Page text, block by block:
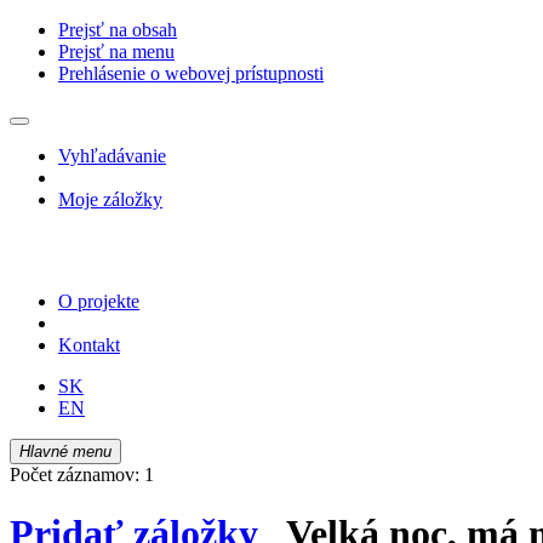
Prejsť na obsah
Prejsť na menu
Prehlásenie o webovej prístupnosti
Vyhľadávanie
Moje záložky
O projekte
Kontakt
SK
EN
Hlavné menu
Počet záznamov: 1
Pridať záložky Velká noc, má